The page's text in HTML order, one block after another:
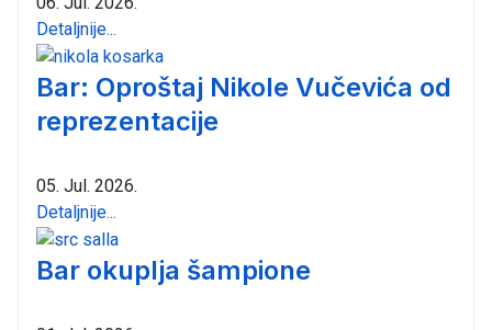
Detaljnije...
Bar: Oproštaj Nikole Vučevića od
reprezentacije
05. Jul. 2026.
Detaljnije...
Bar okuplja šampione